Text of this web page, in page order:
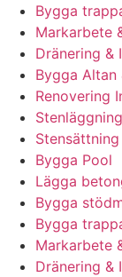
Bygga
Markarbete
Dränering &
Bygga Altan
Renovering
Bygga Pool
Lägga
Bygga
Bygga
Markarbete
Dränering &